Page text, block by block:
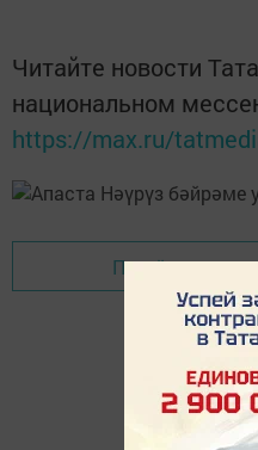
Читайте новости
национальном
https://max.ru/
Перейти на